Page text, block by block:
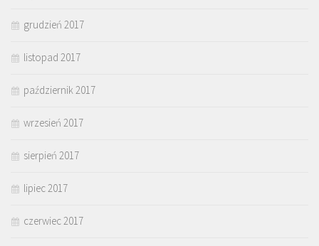
grudzień 2017
listopad 2017
październik 2017
wrzesień 2017
sierpień 2017
lipiec 2017
czerwiec 2017